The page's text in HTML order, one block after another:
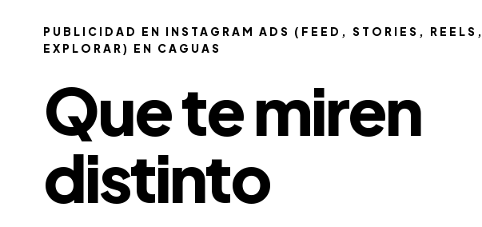
PUBLICIDAD EN INSTAGRAM ADS (FEED, STORIES, REELS,
EXPLORAR) EN CAGUAS
Que te miren
distinto